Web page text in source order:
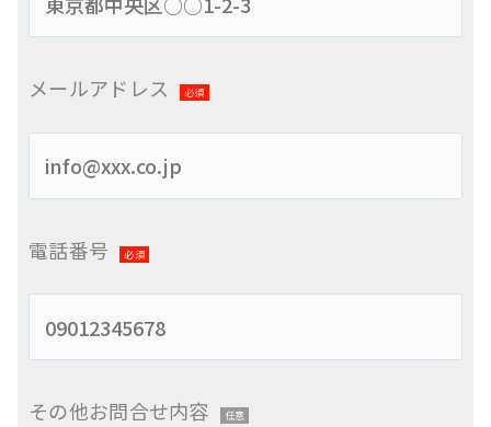
メールアドレス 必須
電話番号 必須
その他お問合せ内容 任意